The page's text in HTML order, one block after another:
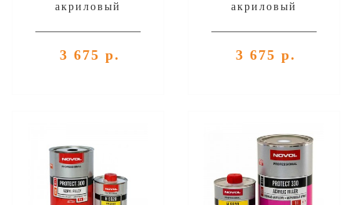
акриловый
уп.1л+0,25л
3 675 р.
акриловый
уп.1л+0,25л
3 675 р.